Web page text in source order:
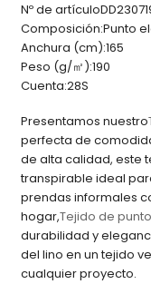
Nº de artículo
Composición:Punto
Anchura (cm):165
Peso (g/㎡):190
Cuenta:28S
Presentamos nuestro
perfecta de
de alta calidad, este
transpirable ideal
prendas informales
hogar,Tejido de
durabilidad y
del lino en un tejido
cualquier proyecto.